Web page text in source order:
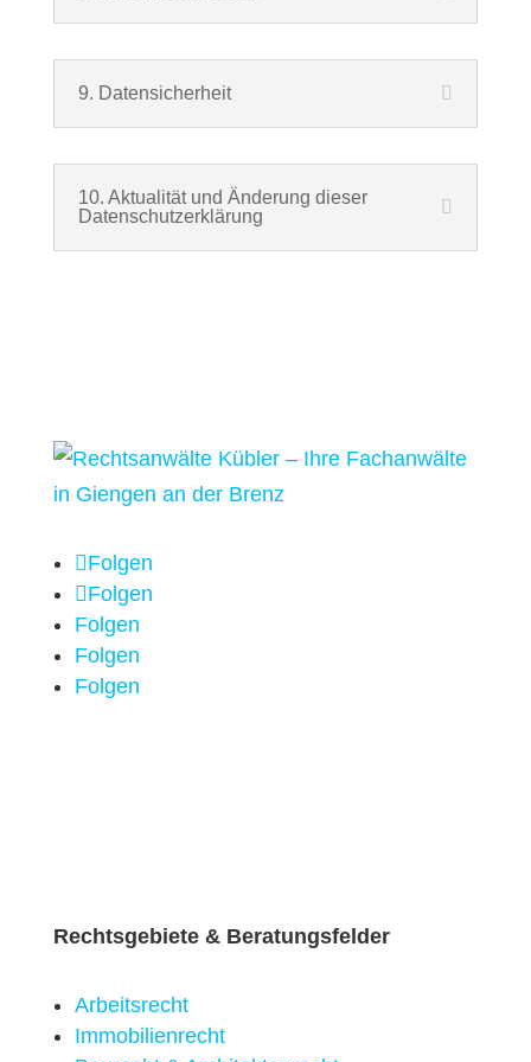
9. Datensicherheit
10. Aktualität und Änderung dieser
Datenschutzerklärung
Folgen
Folgen
Folgen
Folgen
Folgen
Rechtsgebiete & Beratungsfelder
Arbeitsrecht
Immobilien­recht